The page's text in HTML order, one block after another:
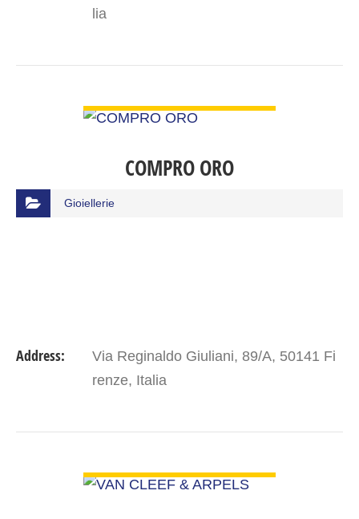
lia
COMPRO ORO
Gioiellerie
Address:
Via Reginaldo Giuliani, 89/A, 50141 Fi
renze, Italia